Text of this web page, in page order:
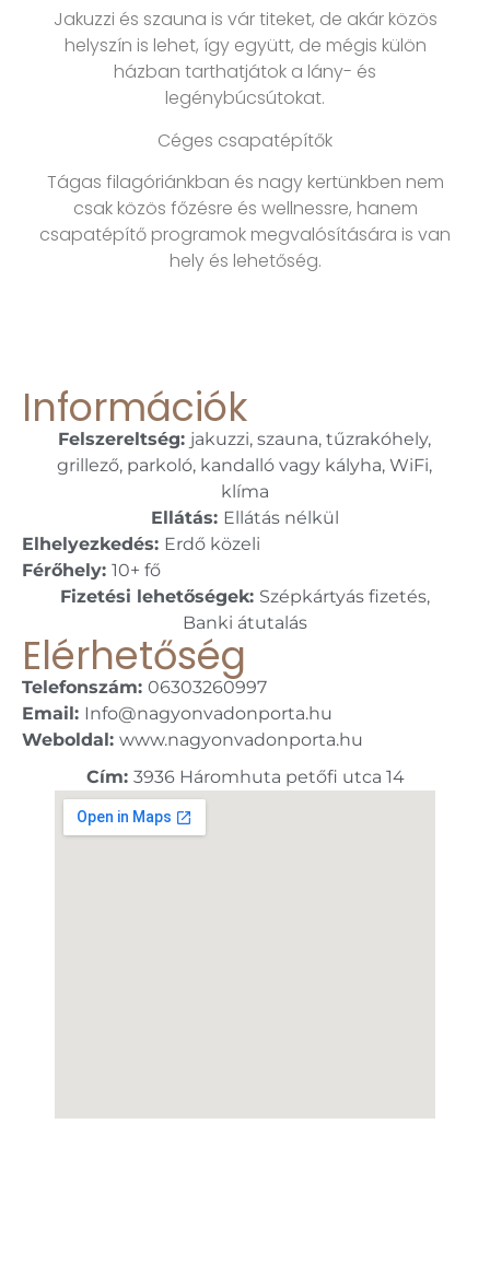
Jakuzzi és szauna is vár titeket, de akár közös
helyszín is lehet, így együtt, de mégis külön
házban tarthatjátok a lány- és
legénybúcsútokat.
Céges csapatépítők
Tágas filagóriánkban és nagy kertünkben nem
csak közös főzésre és wellnessre, hanem
csapatépítő programok megvalósítására is van
hely és lehetőség.
Információk
Felszereltség: jakuzzi, szauna, tűzrakóhely,
grillező, parkoló, kandalló vagy kályha, WiFi,
klíma
Ellátás: Ellátás nélkül
Elhelyezkedés: Erdő közeli
Férőhely: 10+ fő
Fizetési lehetőségek: Szépkártyás fizetés,
Banki átutalás
Elérhetőség
Telefonszám: 06303260997
Email: Info@nagyonvadonporta.hu
Weboldal: www.nagyonvadonporta.hu
Cím: 3936 Háromhuta petőfi utca 14